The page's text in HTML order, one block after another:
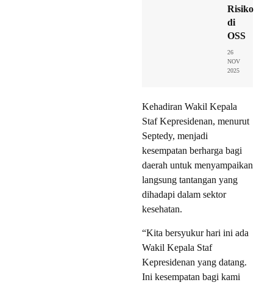
Risiko
di
OSS
26
NOV
2025
Kehadiran Wakil Kepala
Staf Kepresidenan, menurut
Septedy, menjadi
kesempatan berharga bagi
daerah untuk menyampaikan
langsung tantangan yang
dihadapi dalam sektor
kesehatan.
“Kita bersyukur hari ini ada
Wakil Kepala Staf
Kepresidenan yang datang.
Ini kesempatan bagi kami